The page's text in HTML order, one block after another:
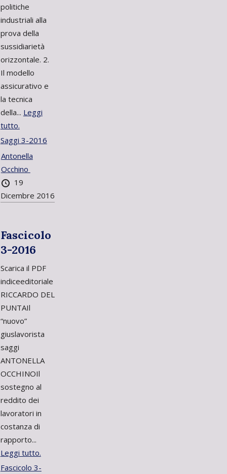
politiche
industriali alla
prova della
sussidiarietà
orizzontale. 2.
Il modello
assicurativo e
la tecnica
della... Leggi
tutto.
Saggi 3-2016
Antonella
Occhino
19
Dicembre 2016
Fascicolo
3-2016
Scarica il PDF
indiceeditoriale
RICCARDO DEL
PUNTAIl
“nuovo”
giuslavorista
saggi
ANTONELLA
OCCHINOIl
sostegno al
reddito dei
lavoratori in
costanza di
rapporto...
Leggi tutto.
Fascicolo 3-